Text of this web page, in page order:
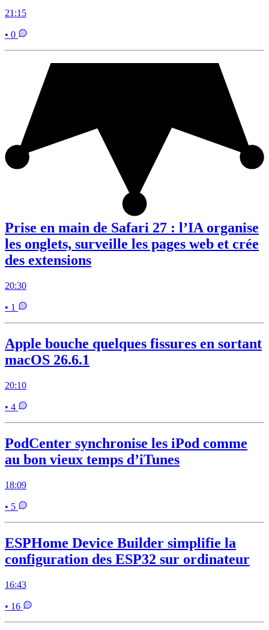
21:15
• 0
Prise en main de Safari 27 : l’IA organise
les onglets, surveille les pages web et crée
des extensions
20:30
• 1
Apple bouche quelques fissures en sortant
macOS 26.6.1
20:10
• 4
PodCenter synchronise les iPod comme
au bon vieux temps d’iTunes
18:09
• 5
ESPHome Device Builder simplifie la
configuration des ESP32 sur ordinateur
16:43
• 16